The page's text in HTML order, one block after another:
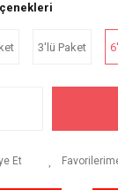
3'lü Paket
Et